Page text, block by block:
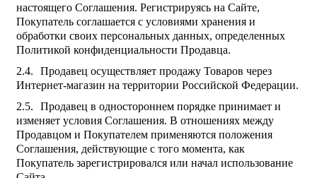
настоящего Соглашения. Регистрируясь на Сайте,
Покупатель соглашается с условиями хранения и
обработки своих персональных данных, определенных
Политикой конфиденциальности Продавца.
Продавец осуществляет продажу Товаров через
Интернет-магазин на территории Российской Федерации.
Продавец в одностороннем порядке принимает и
изменяет условия Соглашения. В отношениях между
Продавцом и Покупателем применяются положения
Соглашения, действующие с того момента, как
Покупатель зарегистрировался или начал использование